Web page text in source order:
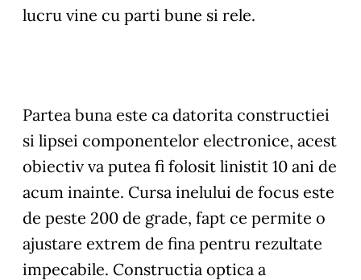
lucru vine cu parti bune si rele.
Partea buna este ca datorita constructiei
si lipsei componentelor electronice, acest
obiectiv va putea fi folosit linistit 10 ani de
acum inainte. Cursa inelului de focus este
de peste 200 de grade, fapt ce permite o
ajustare extrem de fina pentru rezultate
impecabile. Constructia optica a